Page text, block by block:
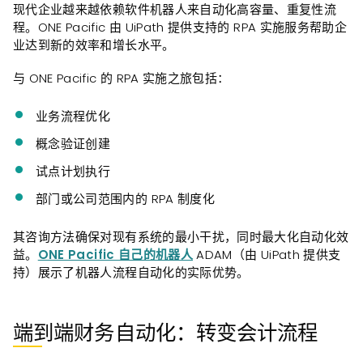
现代企业越来越依赖软件机器人来自动化高容量、重复性流
程。ONE Pacific 由 UiPath 提供支持的 RPA 实施服务帮助企
业达到新的效率和增长水平。
与 ONE Pacific 的 RPA 实施之旅包括：
业务流程优化
概念验证创建
试点计划执行
部门或公司范围内的 RPA 制度化
其咨询方法确保对现有系统的最小干扰，同时最大化自动化效
益。 ONE Pacific 自己的机器人ADAM（由 UiPath 提供支
持）展示了机器人流程自动化的实际优势。
端到端财务自动化：转变会计流程